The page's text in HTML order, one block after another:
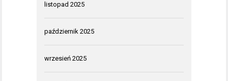
listopad 2025
październik 2025
wrzesień 2025